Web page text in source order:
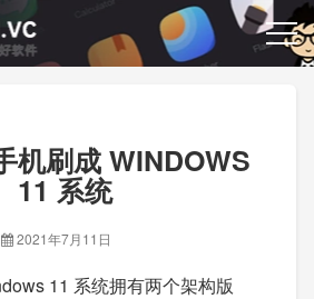
机刷成 WINDOWS
11 系统
2021年7月11日
11 系统拥有两个架构版